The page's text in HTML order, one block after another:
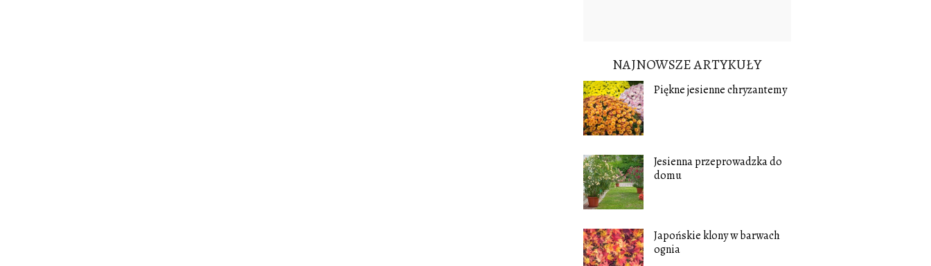
NAJNOWSZE ARTYKUŁY
Piękne jesienne chryzantemy
Jesienna przeprowadzka do
domu
Japońskie klony w barwach
ognia